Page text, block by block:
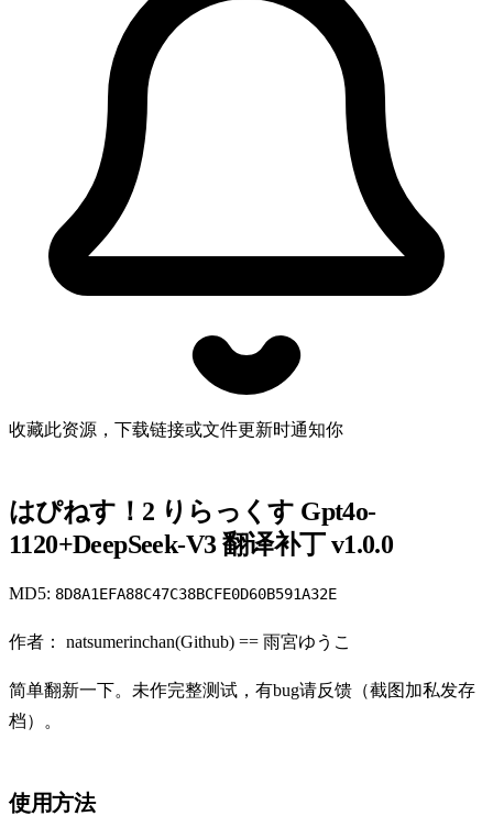
收藏此资源，下载链接或文件更新时通知你
はぴねす！2 りらっくす Gpt4o-
1120+DeepSeek-V3 翻译补丁 v1.0.0
MD5: 8D8A1EFA88C47C38BCFE0D60B591A32E
作者： natsumerinchan(Github) == 雨宮ゆうこ
简单翻新一下。未作完整测试，有bug请反馈（截图加私发存
档）。
使用方法